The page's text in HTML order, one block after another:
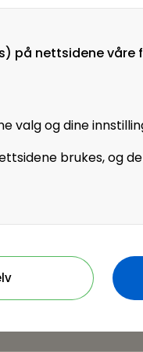
på nettsidene våre
valg og dine
brukes, og